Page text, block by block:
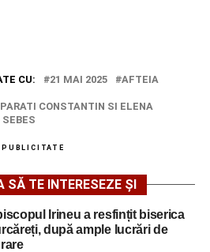
CU: 21 MAI 2025
AFTEIA
CONSTANTIN SI ELENA
PUBLICITATE
SĂ TE INTERESEZE ȘI
Irineu a resfințit biserica
după ample lucrări de